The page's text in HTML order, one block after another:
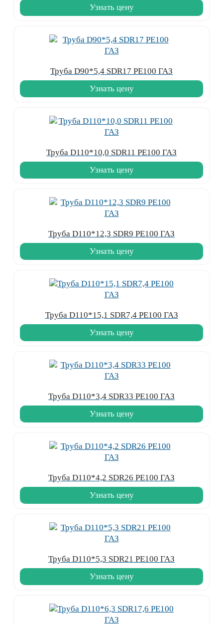
Узнать цену
Труба D90*5,4 SDR17 PE100 ГАЗ
Узнать цену
Труба D110*10,0 SDR11 PE100 ГАЗ
Узнать цену
Труба D110*12,3 SDR9 PE100 ГАЗ
Узнать цену
Труба D110*15,1 SDR7,4 PE100 ГАЗ
Узнать цену
Труба D110*3,4 SDR33 PE100 ГАЗ
Узнать цену
Труба D110*4,2 SDR26 PE100 ГАЗ
Узнать цену
Труба D110*5,3 SDR21 PE100 ГАЗ
Узнать цену